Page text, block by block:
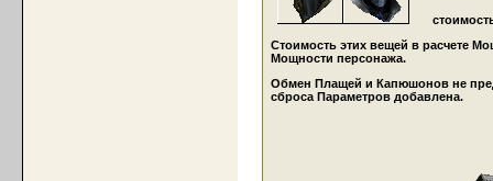
Стоимость этих вещей в расчете
Мощности персонажа.
Обмен Плащей и Капюшонов не
сброса Параметров добавлена.